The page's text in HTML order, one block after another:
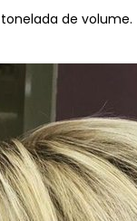
de volume.